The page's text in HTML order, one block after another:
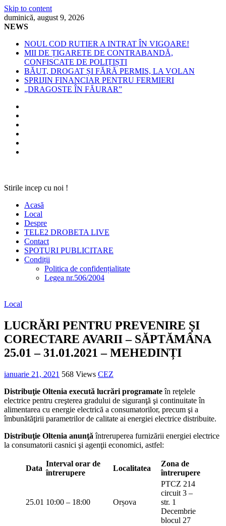
Skip to content
duminică, august 9, 2026
NEWS
NOUL COD RUTIER A INTRAT ÎN VIGOARE!
MII DE ȚIGARETE DE CONTRABANDĂ,
CONFISCATE DE POLIȚIȘTI
BĂUT, DROGAT ȘI FĂRĂ PERMIS, LA VOLAN
SPRIJIN FINANCIAR PENTRU FERMIERI
„DRAGOSTE ÎN FĂURAR”
Stirile incep cu noi !
Acasă
Local
Despre
TELE2 DROBETA LIVE
Contact
SPOTURI PUBLICITARE
Condiții
Politica de confidențialitate
Legea nr.506/2004
Local
LUCRĂRI PENTRU PREVENIRE ȘI
CORECTARE AVARII – SĂPTĂMÂNA
25.01 – 31.01.2021 – MEHEDINȚI
ianuarie 21, 2021 568 Views CEZ
Distribuţie Oltenia execută lucrări programateîn reţelele
electrice pentru creşterea gradului de siguranţă şi continuitate în
alimentarea cu energie electrică a consumatorilor, precum şi a
îmbunătăţirii parametrilor de calitate ai energiei electrice distribuite.
Distribuţie Oltenia anunţă întreruperea furnizării energiei electrice
la consumatorii casnici şi agenţii economici, astfel:
Data
Interval orar de
întrerupere
Localitatea
Zona de
întrerupere
25.01 10:00 – 18:00 Orșova
PTCZ 214
circuit 3 –
str. 1
Decembrie
blocul 27